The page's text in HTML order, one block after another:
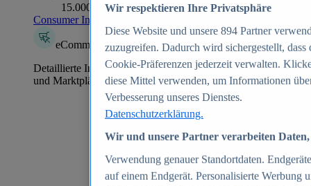
15.000+ Marken
Consumer Insights entdecken
eCommerce Insights
Detaillierte Informationen zu mehr als 39.000 Online-Shops
und Marktplätzen
Wir respektieren Ihre Privatsphäre
Diese Website und unsere 894 Partner
zuzugreifen. Dadurch wird sichergestellt,
Cookie-Präferenzen jederzeit verwalten.
diese Mittel verwenden, um Informationen
Verbesserung unseres Dienstes.
Datenschutzerklärung.
Wir und unsere Partner verarbeiten
Verwendung genauer Standortdaten.
auf einem Endgerät. Personalisierte Werbung